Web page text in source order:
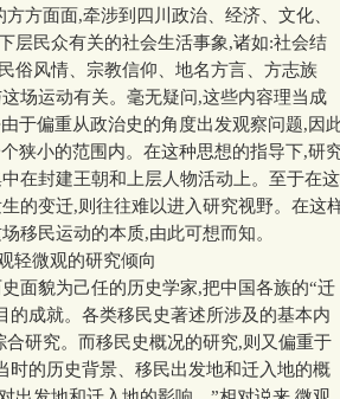
方面面,牵涉到四川政治、经济、文化、
层民众有关的社会生活事象,诸如:社会结
俗风情、宗教信仰、地名方言、方志族
场运动有关。毫无疑问,这些内容理当成
于偏重从政治史的角度出发观察问题,因
狭小的范围内。在这种思想的指导下,研
在封建王朝和上层人物活动上。至于在这
的变迁,则往往难以进入研究视野。在这
移民运动的本质,由此可想而知。
微观的研究倾向
貌为己任的历史学家,把中国各族的“迁
的成就。各类移民史著述所涉及的基本内
研究。而移民史概况的研究,则又偏重于
时的历史背景、移民出发地和迁入地的概